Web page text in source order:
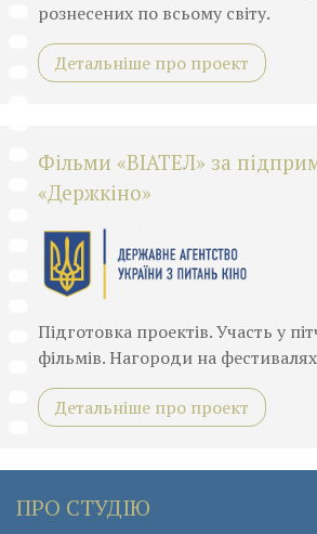
рознесених по всьому світу.
Детальніше про проект
Фільми «ВІАТЕЛ» за
«Держкіно»
Підготовка проектів. Участь у
фільмів. Нагороди на
Детальніше про проект
ПРО СТУДІЮ